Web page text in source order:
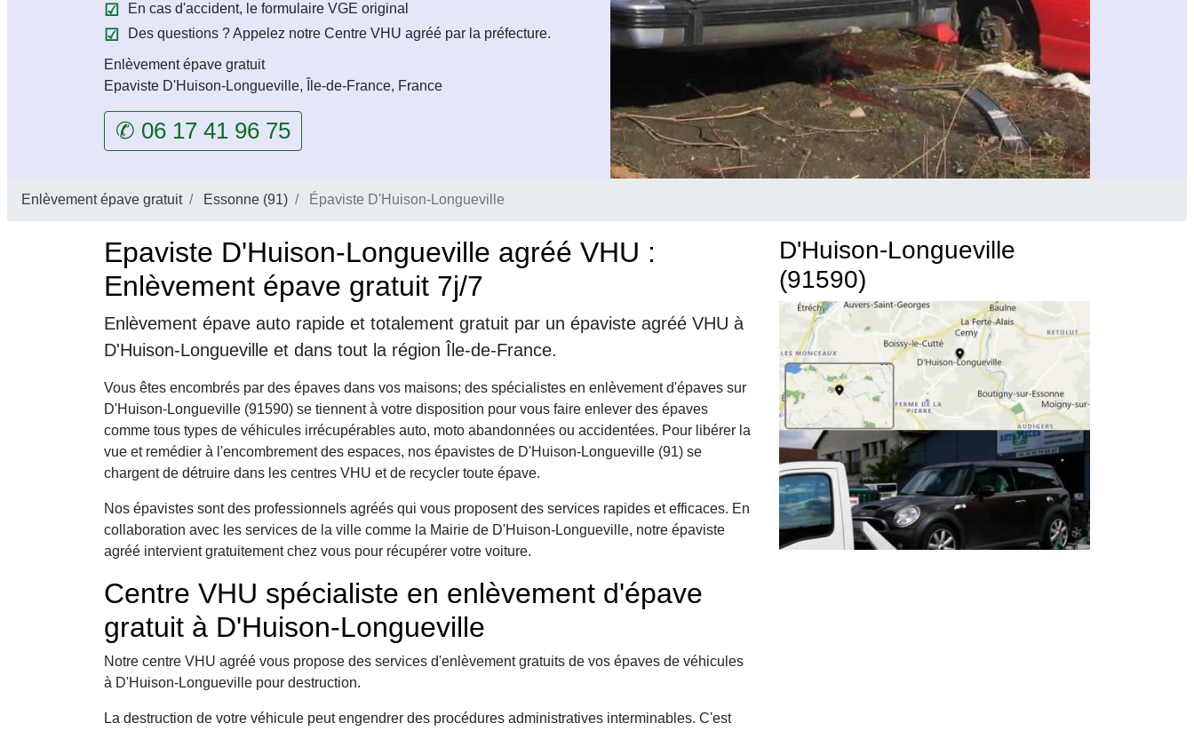
En cas d'accident, le formulaire VGE original
Des questions ? Appelez notre Centre VHU agréé par la préfecture.
Enlèvement épave gratuit
Epaviste D'Huison-Longueville, Île-de-France, France
✆ 06 17 41 96 75
Enlèvement épave gratuit Essonne (91) Épaviste D'Huison-Longueville
Epaviste D'Huison-Longueville agréé VHU :
Enlèvement épave gratuit 7j/7
Enlèvement épave auto rapide et totalement gratuit par un épaviste agréé VHU à
D'Huison-Longueville et dans tout la région Île-de-France.
Vous êtes encombrés par des épaves dans vos maisons; des spécialistes en enlèvement d'épaves sur
D'Huison-Longueville (91590) se tiennent à votre disposition pour vous faire enlever des épaves
comme tous types de véhicules irrécupérables auto, moto abandonnées ou accidentées. Pour libérer la
vue et remédier à l'encombrement des espaces, nos épavistes de D'Huison-Longueville (91) se
chargent de détruire dans les centres VHU et de recycler toute épave.
Nos épavistes sont des professionnels agréés qui vous proposent des services rapides et efficaces. En
collaboration avec les services de la ville comme la Mairie de D'Huison-Longueville, notre épaviste
agréé intervient gratuitement chez vous pour récupérer votre voiture.
Centre VHU spécialiste en enlèvement d'épave
gratuit à D'Huison-Longueville
Notre centre VHU agréé vous propose des services d'enlèvement gratuits de vos épaves de véhicules
à D'Huison-Longueville pour destruction.
La destruction de votre véhicule peut engendrer des procédures administratives interminables. C'est
D'Huison-Longueville
(91590)